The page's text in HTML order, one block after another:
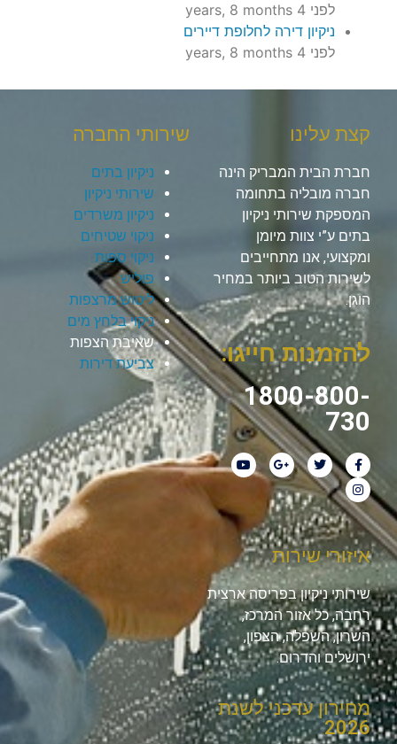
לפני 4 years, 8 months
ניקיון דירה לחלופת דיירים
לפני 4 years, 8 months
קצת עלינו
חברת הבית המבריק הינה
חברה מובליה בתחומה
המספקת שירותי ניקיון
בתים ע”י צוות מיומן
ומקצועי, אנו מתחייבים
לשירות הטוב ביותר במחיר
הוגן.
להזמנות חייגו:
1800-800-
730
שירותי החברה
ניקיון בתים
שירותי ניקיון
ניקיון משרדים
ניקוי שטיחים
ניקוי ספות
פוליש
ליטוש מרצפות
ניקוי בלחץ מים
שאיבת הצפות
צביעת דירות
איזורי שירות
שירותי ניקיון בפריסה ארצית
רחבה, כל אזור המרכז,
השרון, השפלה, הצפון,
ירושלים והדרום.
מחירון עדכני לשנת
2026